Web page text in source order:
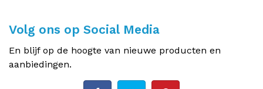
Volg ons op Social Media
En blijf op de hoogte van nieuwe producten en
aanbiedingen.